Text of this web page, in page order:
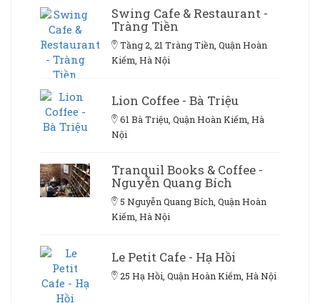
Swing Cafe & Restaurant -
Tràng Tiền
Tầng 2, 21 Tràng Tiền, Quận Hoàn
Kiếm, Hà Nội
Lion Coffee - Bà Triệu
61 Bà Triệu, Quận Hoàn Kiếm, Hà
Nội
Tranquil Books & Coffee -
Nguyễn Quang Bích
5 Nguyễn Quang Bích, Quận Hoàn
Kiếm, Hà Nội
Le Petit Cafe - Hạ Hồi
25 Hạ Hồi, Quận Hoàn Kiếm, Hà Nội